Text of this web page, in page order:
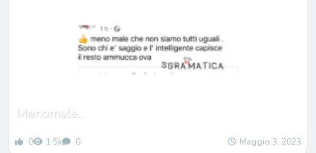
Menomale…
0 1.5k 0 Maggio 3, 2023